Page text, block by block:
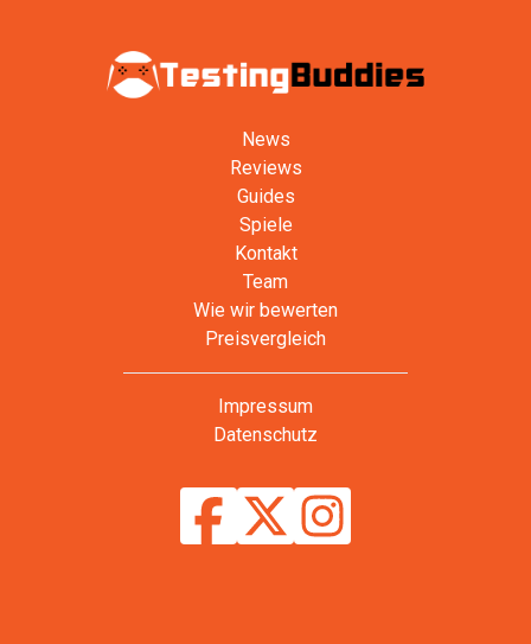
News
Reviews
Guides
Spiele
Kontakt
Team
Wie wir bewerten
Preisvergleich
Impressum
Datenschutz